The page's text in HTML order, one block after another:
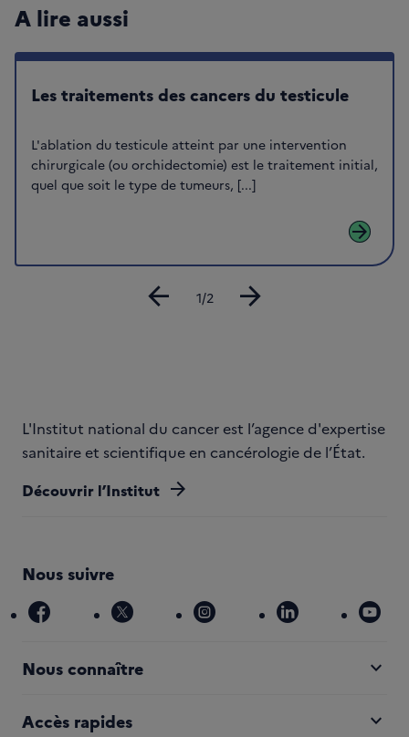
A lire aussi
Les traitements des cancers du testicule
L'ablation du testicule atteint par une intervention
chirurgicale (ou orchidectomie) est le traitement initial,
quel que soit le type de tumeurs, [...]
arrow_forward
arrow_back arrow_forward
Diapositive
1/2
L'Institut national du cancer est l’agence d'expertise
sanitaire et scientifique en cancérologie de l’État.
Découvrir l’Institut arrow_forward
Nous suivre
facebook x instagram linkedin
Nous connaître expand_more
Accès rapides expand_more